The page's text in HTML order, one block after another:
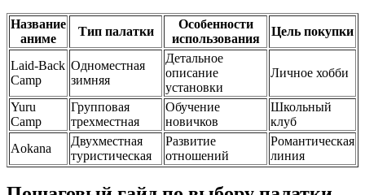
Название
аниме
Тип палатки
Особенности
использования
Цель покупки
Laid-Back
Camp
Одноместная
зимняя
Детальное
описание
установки
Личное хобби
Yuru
Camp
Групповая
трехместная
Обучение
новичков
Школьный
клуб
Aokana
Двухместная
туристическая
Развитие
отношений
Романтическая
линия